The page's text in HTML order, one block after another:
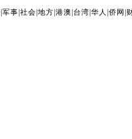
军事 社会 地方 港澳 台湾 华人 侨网